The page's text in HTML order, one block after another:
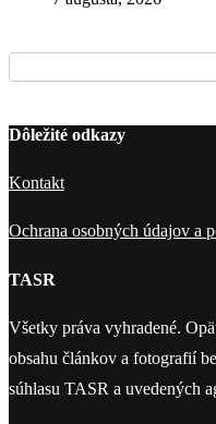
Dôležité odkazy
Kontakt
Ochrana osobných údajov a
TASR
Všetky práva vyhradené.
obsahu článkov a fotografií
súhlasu TASR a uvedených